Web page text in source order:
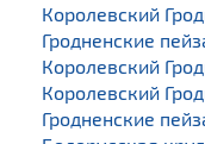
Королевский
Гродненские
Королевский
Королевский
Гродненские